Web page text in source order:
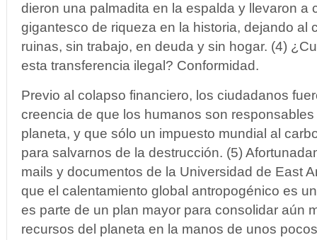
dieron una palmadita en la espalda y llevaron a
gigantesco de riqueza en la historia, dejando al
ruinas, sin trabajo, en deuda y sin hogar. (4)
esta transferencia ilegal? Conformidad.
Previo al colapso financiero, los ciudadanos
creencia de que los humanos son
planeta, y que sólo un impuesto mundial al
para salvarnos de la destrucción. (5)
mails y documentos de la Universidad de East
que el calentamiento global antropogénico es
es parte de un plan mayor para consolidar aún
recursos del planeta en la manos de unos